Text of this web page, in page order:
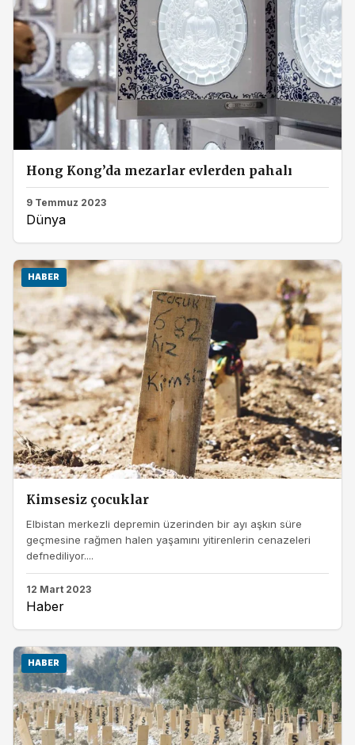
Hong Kong’da mezarlar evlerden pahalı
9 Temmuz 2023
Dünya
HABER
Kimsesiz çocuklar
Elbistan merkezli depremin üzerinden bir ayı aşkın süre
geçmesine rağmen halen yaşamını yitirenlerin cenazeleri
defnediliyor....
12 Mart 2023
Haber
HABER